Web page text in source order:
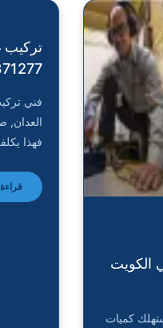
الكويت
كميات
تركيب
فني
العدان,
فهذا